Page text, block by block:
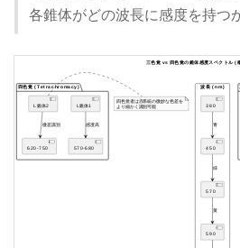
各錐体がどの波長に感度を持つ